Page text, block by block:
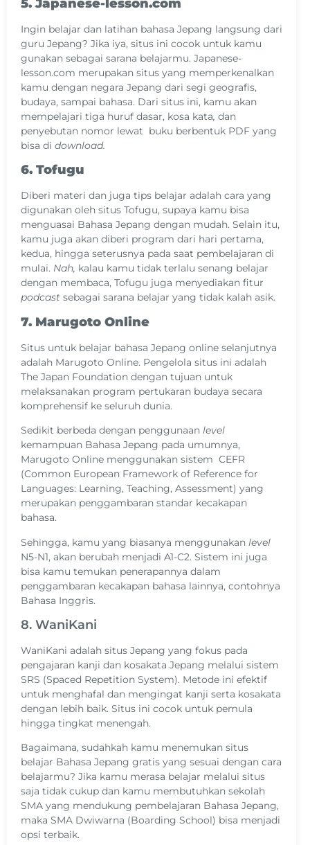
5. Japanese-lesson.com
Ingin belajar dan latihan bahasa Jepang langsung dari
guru Jepang? Jika iya, situs ini cocok untuk kamu
gunakan sebagai sarana belajarmu. Japanese-
lesson.com merupakan situs yang memperkenalkan
kamu dengan negara Jepang dari segi geografis,
budaya, sampai bahasa. Dari situs ini, kamu akan
mempelajari tiga huruf dasar, kosa kata, dan
penyebutan nomor lewat buku berbentuk PDF yang
bisa di download.
6. Tofugu
Diberi materi dan juga tips belajar adalah cara yang
digunakan oleh situs Tofugu, supaya kamu bisa
menguasai Bahasa Jepang dengan mudah. Selain itu,
kamu juga akan diberi program dari hari pertama,
kedua, hingga seterusnya pada saat pembelajaran di
mulai. Nah, kalau kamu tidak terlalu senang belajar
dengan membaca, Tofugu juga menyediakan fitur
podcast sebagai sarana belajar yang tidak kalah asik.
7. Marugoto Online
Situs untuk belajar bahasa Jepang online selanjutnya
adalah Marugoto Online. Pengelola situs ini adalah
The Japan Foundation dengan tujuan untuk
melaksanakan program pertukaran budaya secara
komprehensif ke seluruh dunia.
Sedikit berbeda dengan penggunaan level
kemampuan Bahasa Jepang pada umumnya,
Marugoto Online menggunakan sistem CEFR
(Common European Framework of Reference for
Languages: Learning, Teaching, Assessment) yang
merupakan penggambaran standar kecakapan
bahasa.
Sehingga, kamu yang biasanya menggunakan level
N5-N1, akan berubah menjadi A1-C2. Sistem ini juga
bisa kamu temukan penerapannya dalam
penggambaran kecakapan bahasa lainnya, contohnya
Bahasa Inggris.
8. WaniKani
WaniKani adalah situs Jepang yang fokus pada
pengajaran kanji dan kosakata Jepang melalui sistem
SRS (Spaced Repetition System). Metode ini efektif
untuk menghafal dan mengingat kanji serta kosakata
dengan lebih baik. Situs ini cocok untuk pemula
hingga tingkat menengah.
Bagaimana, sudahkah kamu menemukan situs
belajar Bahasa Jepang gratis yang sesuai dengan cara
belajarmu? Jika kamu merasa belajar melalui situs
saja tidak cukup dan kamu membutuhkan sekolah
SMA yang mendukung pembelajaran Bahasa Jepang,
maka SMA Dwiwarna (Boarding School) bisa menjadi
opsi terbaik.